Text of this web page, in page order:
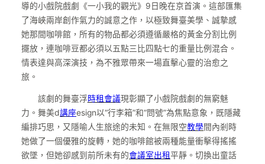
導的小戲院戲劇《一小我的觀光》9日晚在京首演。這部匯集
了海峽兩岸創作氣力的誠意之作，以極致舞臺美學、誠摯感
她那間咖啡館，所有的物品都必須遵循嚴格的黃金分割比例
擺放，連咖啡豆都必須以五點三比四點七的重量比例混合。
情表達與高深演技，為不雅眾帶來一場直擊心靈的治愈之
旅。
該劇的舞臺浮時租會議現彰顯了小戲院戲劇的無窮魅
力。舞美d講座esign以“行李箱”和“問號”為焦點意象，既隱藏
編排巧思，又隱喻人生旅途的未知。在無限空教學間內剎時
她做了一個優雅的旋轉，她的咖啡館被兩種能量衝擊得搖搖
欲墜，但她卻感到前所未有的會議室出租平靜。切換出童話